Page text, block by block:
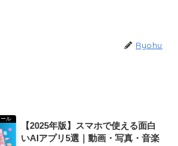
Ryohu
ル
【2025年版】スマホで使える面白
いAIアプリ5選｜動画・写真・音楽